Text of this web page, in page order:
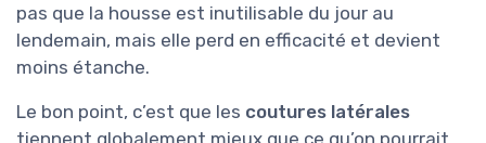
pas que la housse est inutilisable du jour au
lendemain, mais elle perd en efficacité et devient
moins étanche.
Le bon point, c’est que les coutures latérales
tiennent globalement mieux que ce qu’on pourrait